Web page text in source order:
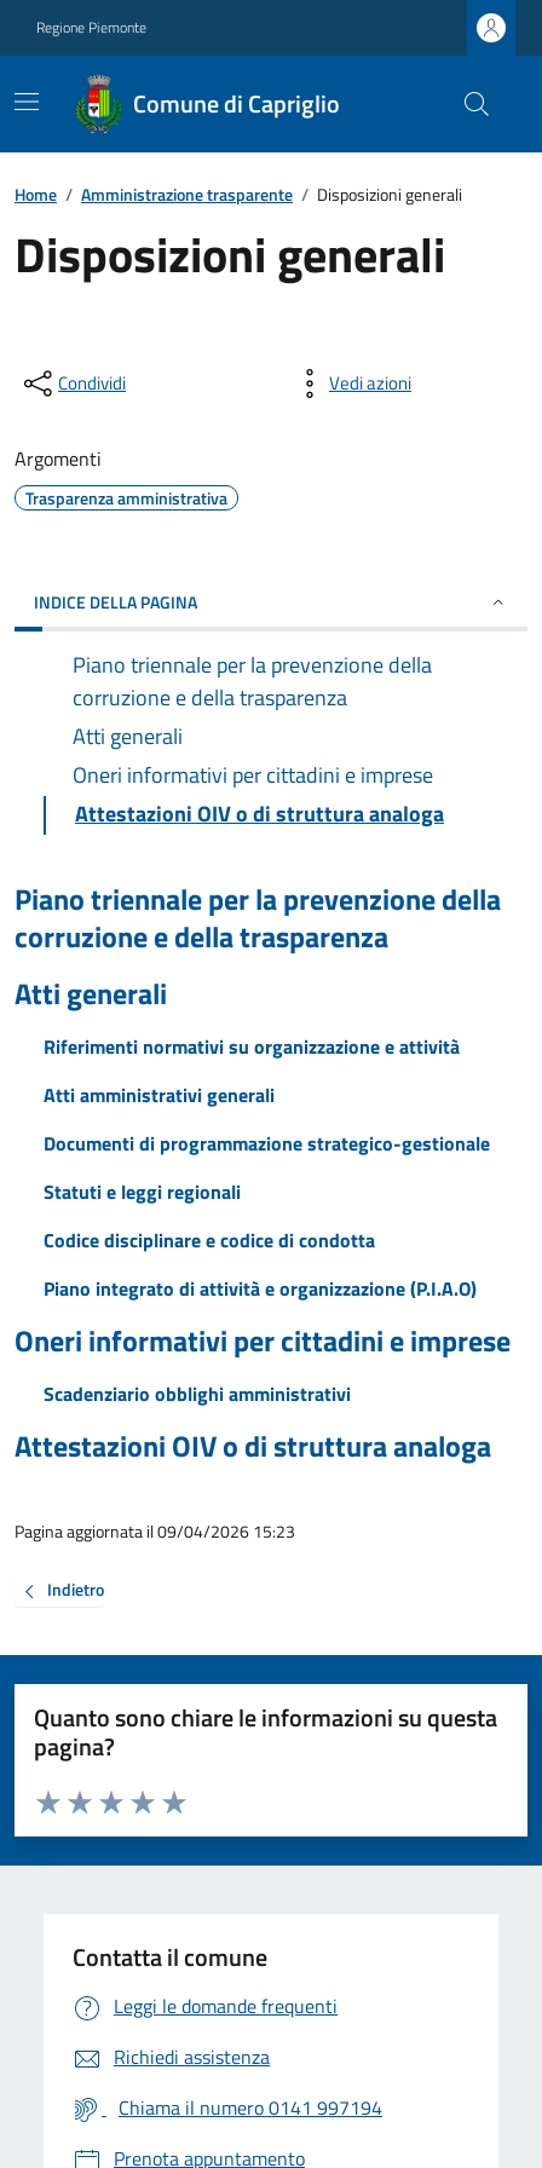
Regione Piemonte
Comune di Capriglio
Home / Amministrazione trasparente / Disposizioni generali
Disposizioni generali
Condividi Vedi azioni
Argomenti
Trasparenza amministrativa
INDICE DELLA PAGINA
Piano triennale per la prevenzione della
corruzione e della trasparenza
Atti generali
Oneri informativi per cittadini e imprese
Attestazioni OIV o di struttura analoga
Piano triennale per la prevenzione della
corruzione e della trasparenza
Atti generali
Riferimenti normativi su organizzazione e attività
Atti amministrativi generali
Documenti di programmazione strategico-gestionale
Statuti e leggi regionali
Codice disciplinare e codice di condotta
Piano integrato di attività e organizzazione (P.I.A.O)
Oneri informativi per cittadini e imprese
Scadenziario obblighi amministrativi
Attestazioni OIV o di struttura analoga
Pagina aggiornata il 09/04/2026 15:23
Indietro
Quanto sono chiare le informazioni su questa
pagina?
Valuta da 1 a 5 stelle la pagina
Valuta 5 stelle su 5
Valuta 4 stelle su 5
Valuta 3 stelle su 5
Valuta 2 stelle su 5
Valuta 1 stelle su 5
Contatta il comune
Leggi le domande frequenti
Richiedi assistenza
Chiama il numero 0141 997194
Prenota appuntamento